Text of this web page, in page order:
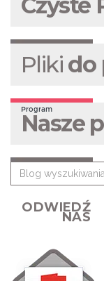
Pliki do
Program
Nasze
ODWIEDŹ
NAS